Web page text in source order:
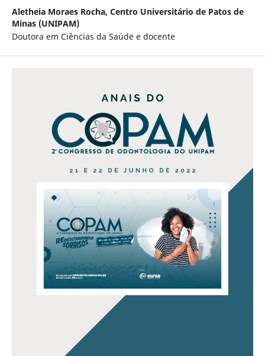
Aletheia Moraes Rocha, Centro Universitário de Patos de
Minas (UNIPAM)
Doutora em Ciências da Saúde e docente